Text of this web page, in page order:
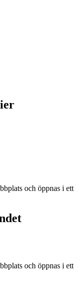
och öppnas i ett
och öppnas i ett